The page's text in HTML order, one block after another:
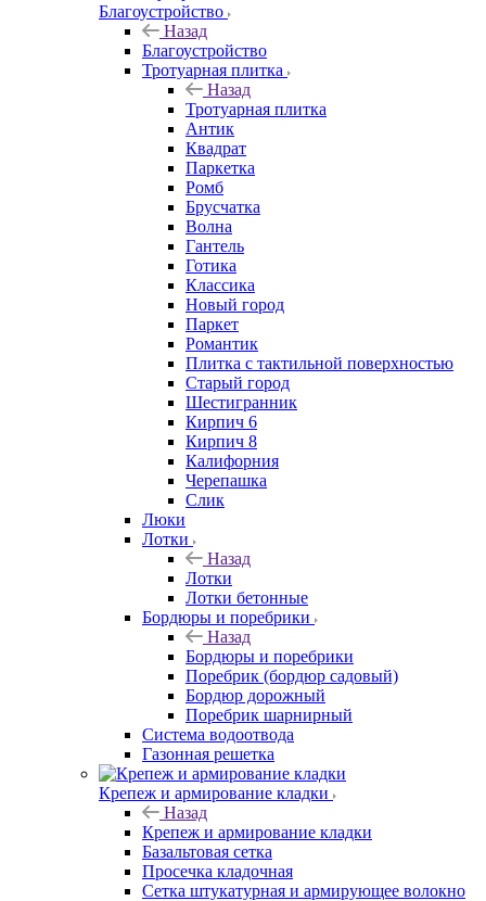
Благоустройство
Назад
Благоустройство
Тротуарная плитка
Назад
Тротуарная плитка
Антик
Квадрат
Паркетка
Ромб
Брусчатка
Волна
Гантель
Готика
Классика
Новый город
Паркет
Романтик
Плитка с тактильной поверхностью
Старый город
Шестигранник
Кирпич 6
Кирпич 8
Калифорния
Черепашка
Слик
Люки
Лотки
Назад
Лотки
Лотки бетонные
Бордюры и поребрики
Назад
Бордюры и поребрики
Поребрик (бордюр садовый)
Бордюр дорожный
Поребрик шарнирный
Система водоотвода
Газонная решетка
Крепеж и армирование кладки
Назад
Крепеж и армирование кладки
Базальтовая сетка
Просечка кладочная
Сетка штукатурная и армирующее волокно